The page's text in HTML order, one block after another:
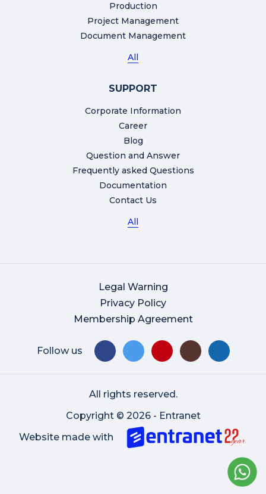
Production
Project Management
Document Management
All
SUPPORT
Corporate Information
Career
Blog
Question and Answer
Frequently asked Questions
Documentation
Contact Us
All
Legal Warning
Privacy Policy
Membership Agreement
Follow us
All rights reserved.
Copyright © 2026 - Entranet
Website made with